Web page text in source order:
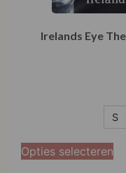
Irelands Eye
M
S
Opties selecteren